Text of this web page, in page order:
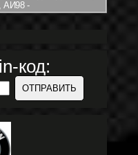
АИ98 -
код: